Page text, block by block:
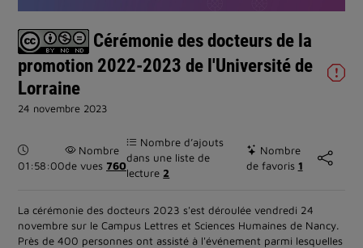
vidéo
Cérémonie des docteurs de la
promotion 2022-2023 de l'Université de
Lorraine
24 novembre 2023
Durée :
01:58:00
Nombre
de vues 760
Nombre d’ajouts
dans une liste de
lecture 2
Nombre
de favoris 1
La cérémonie des docteurs 2023 s'est déroulée vendredi 24
novembre sur le Campus Lettres et Sciences Humaines de Nancy.
Près de 400 personnes ont assisté à l'événement parmi lesquelles